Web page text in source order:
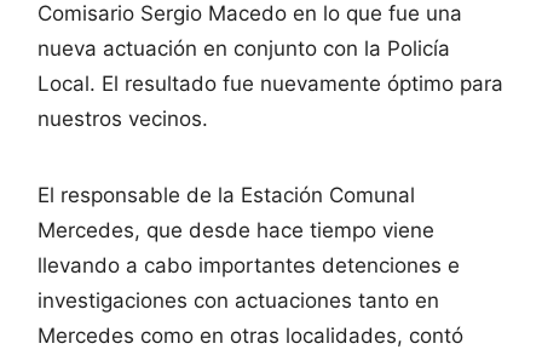
Comisario Sergio Macedo en lo que fue una
nueva actuación en conjunto con la Policía
Local. El resultado fue nuevamente óptimo para
nuestros vecinos.
El responsable de la Estación Comunal
Mercedes, que desde hace tiempo viene
llevando a cabo importantes detenciones e
investigaciones con actuaciones tanto en
Mercedes como en otras localidades, contó